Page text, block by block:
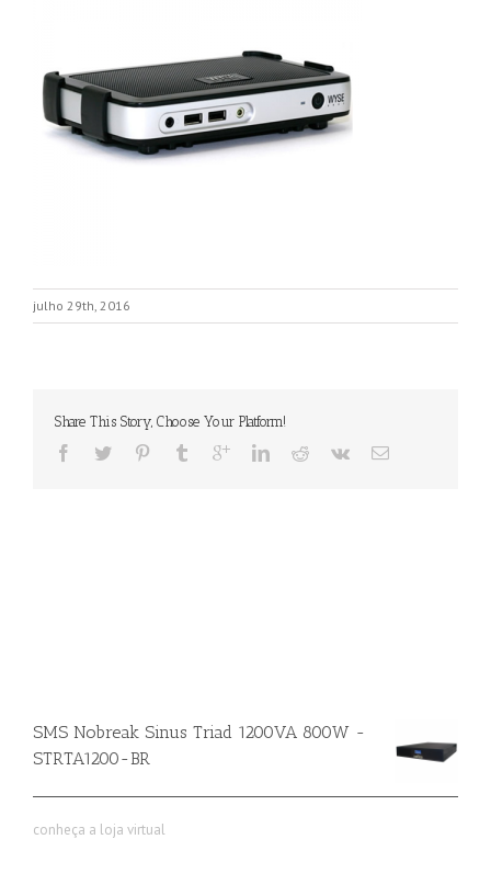
julho 29th, 2016
Share This Story, Choose Your Platform!
SMS Nobreak Sinus Triad 1200VA 800W -
STRTA1200-BR
conheça a loja virtual